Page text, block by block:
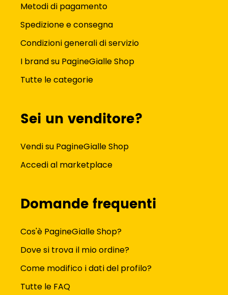
Metodi di pagamento
Spedizione e consegna
Condizioni generali di servizio
I brand su PagineGialle Shop
Tutte le categorie
Sei un venditore?
Vendi su PagineGialle Shop
Accedi al marketplace
Domande frequenti
Cos'è PagineGialle Shop?
Dove si trova il mio ordine?
Come modifico i dati del profilo?
Tutte le FAQ